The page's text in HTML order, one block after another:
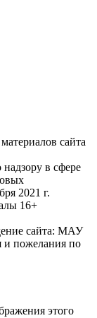
сайта
в сфере
2021 г.
16+
сайта: МАУ
пожелания по
этого